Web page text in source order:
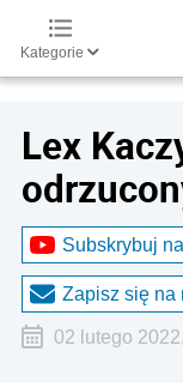
Kategorie
Lex
Subskrybuj
Zapisz się na
02 lutego